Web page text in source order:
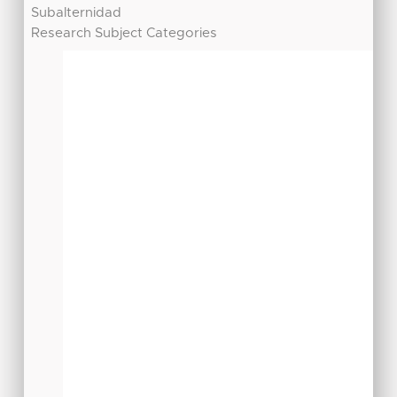
Subalternidad
Research Subject Categories